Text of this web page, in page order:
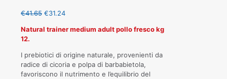
€41.65 €31.24
Natural trainer medium adult pollo fresco kg
12.
I prebiotici di origine naturale, provenienti da
radice di cicoria e polpa di barbabietola,
favoriscono il nutrimento e l’equilibrio del